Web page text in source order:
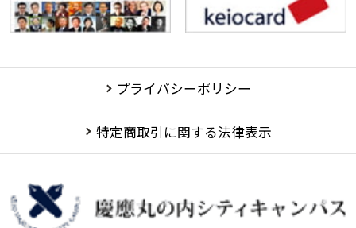
プライバシーポリシー
特定商取引に関する法律表示